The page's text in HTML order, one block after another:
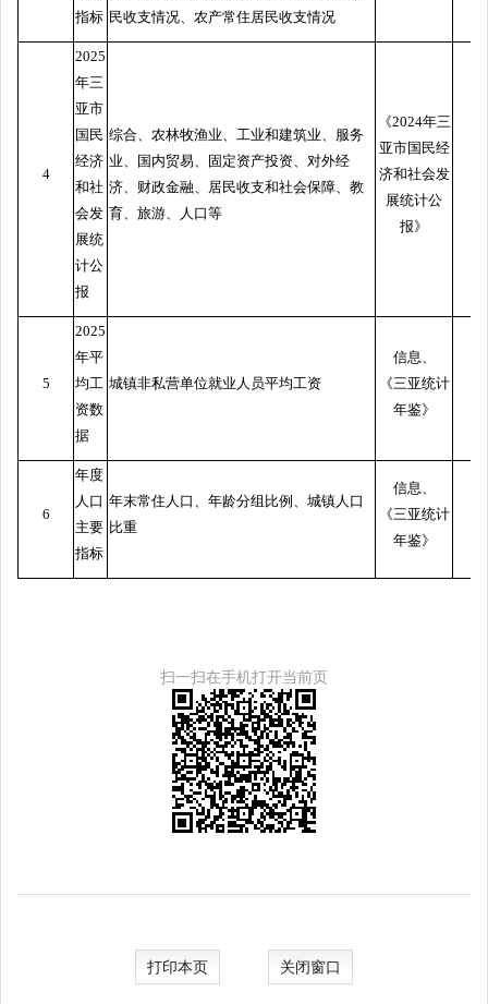
指标 民收支情况、农产常住居民收支情况
4
2025
年三
亚市
国民
经济
和社
会发
展统
计公
报
综合、农林牧渔业、工业和建筑业、服务
业、国内贸易、固定资产投资、对外经
济、财政金融、居民收支和社会保障、教
育、旅游、人口等
《2024年三
亚市国民经
济和社会发
展统计公
报》
5
2025
年平
均工
资数
据
城镇非私营单位就业人员平均工资
信息、
《三亚统计
年鉴》
6
年度
人口
主要
指标
年末常住人口、年龄分组比例、城镇人口
比重
信息、
《三亚统计
年鉴》
扫一扫在手机打开当前页
打印本页 关闭窗口